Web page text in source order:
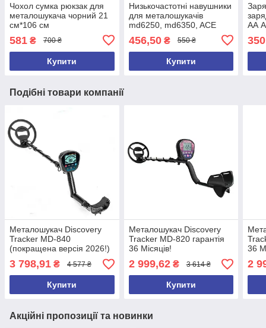
Чохол сумка рюкзак для
металошукача чорний 21
см*106 см
581 ₴ 700 ₴
Купити
Низькочастотні навушники
для металошукачів
md6250, md6350, ACE
ACE350, GARRET 2026 рік
456,50₴ 550 ₴
Купити
АА
Подібні товари компанії
Металошукач Discovery
Tracker MD-840
(покращена версія 2026!)
3 798,91 ₴ 4 577 ₴
Купити
Металошукач Discovery
Tracker MD-820 гарантія
36 Місяців!
2 999,62₴ 3 614 ₴
Купити
36
2
Акційні пропозиції та новинки